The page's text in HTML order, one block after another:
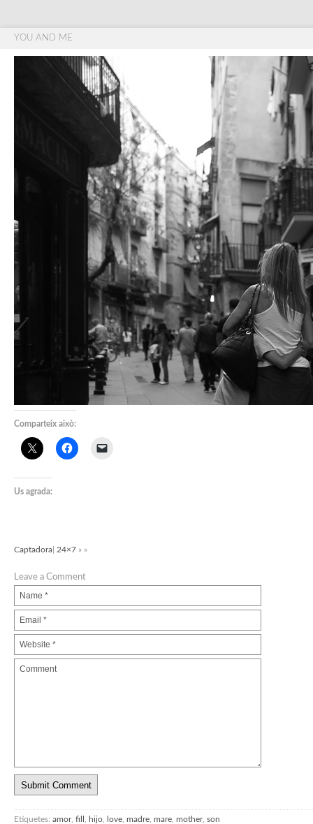
YOU AND ME
Comparteix això:
Us agrada:
Captadora 24×7 » »
Leave a Comment
Etiquetes: amor, fill hijo love madre mare mother, son